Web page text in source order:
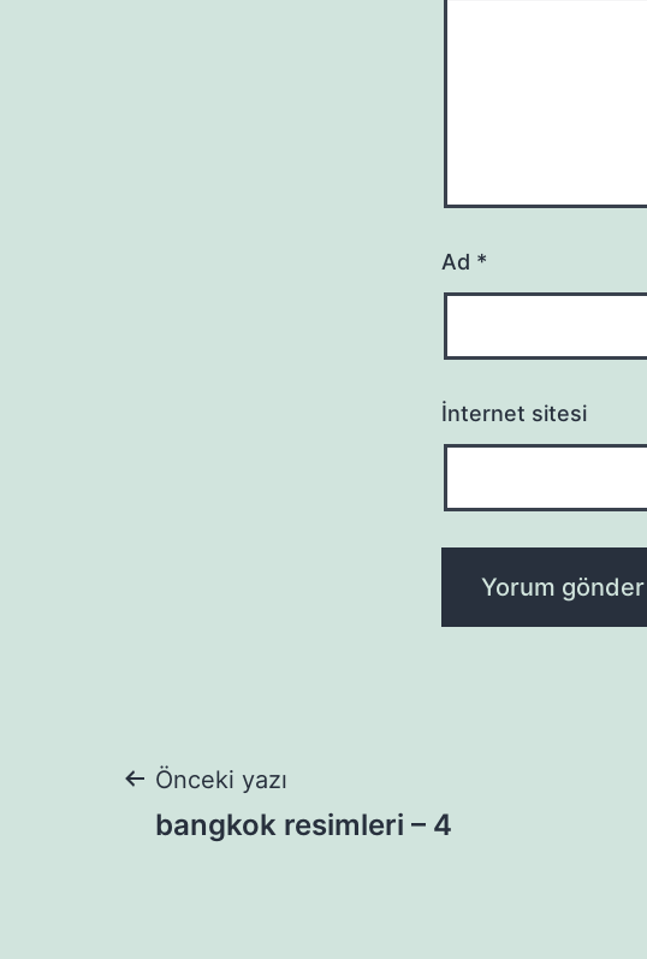
Ad *
İnternet sitesi
Yazı
Önceki yazı
bangkok resimleri – 4